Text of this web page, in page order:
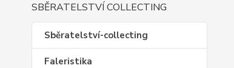
SBĚRATELSTVÍ COLLECTING
Sběratelství-collecting
Faleristika